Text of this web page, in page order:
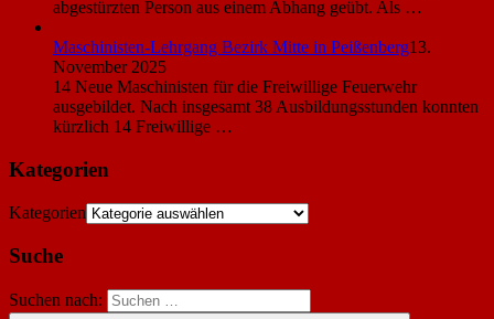
abgestürzten Person aus einem Abhang geübt. Als …
Maschinisten-Lehrgang Bezirk Mitte in Peißenberg13.
November 2025
14 Neue Maschinisten für die Freiwillige Feuerwehr
ausgebildet. Nach insgesamt 38 Ausbildungsstunden konnten
kürzlich 14 Freiwillige …
Kategorien
Kategorien
Suche
Suchen nach: